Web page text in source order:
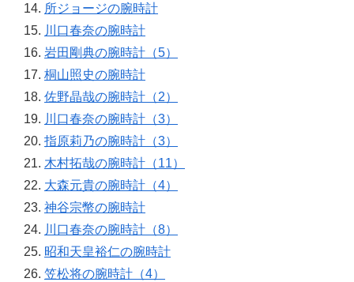
所ジョージの腕時計
川口春奈の腕時計
岩田剛典の腕時計（5）
桐山照史の腕時計
佐野晶哉の腕時計（2）
川口春奈の腕時計（3）
指原莉乃の腕時計（3）
木村拓哉の腕時計（11）
大森元貴の腕時計（4）
神谷宗幣の腕時計
川口春奈の腕時計（8）
昭和天皇裕仁の腕時計
笠松将の腕時計（4）